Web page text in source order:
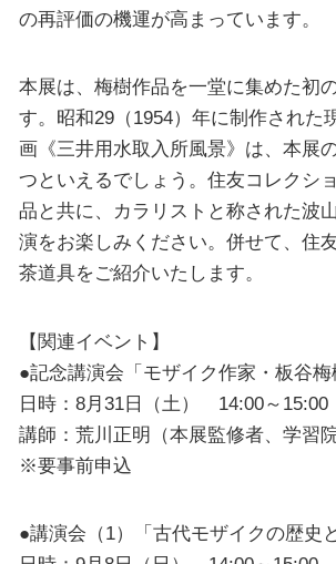
の再評価の機運が高まっています。
本展は、梅樹作品を一堂に集めた初
す。昭和29（1954）年に制作された
画《三井用水取入所風景》は、本展
つといえるでしょう。住友コレクシ
品と共に、カラリストと称された波
演をお楽しみください。併せて、住
茶道具をご紹介いたします。
【関連イベント】
●記念講演会「モザイク作家・板谷梅
日時：8月31日（土） 14:00～15:00
講師：荒川正明（本展監修者、学習
※要事前申込
●講演会（1）「古代モザイクの歴史